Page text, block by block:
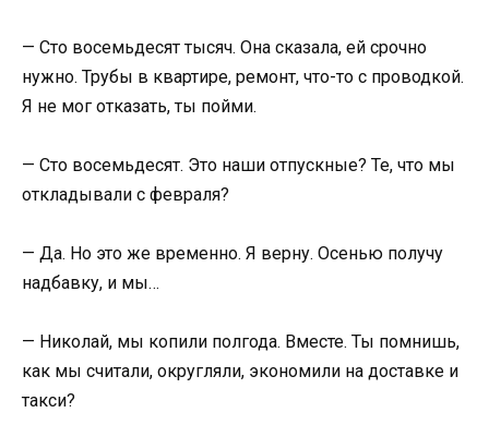
— Сто восемьдесят тысяч. Она сказала, ей срочно
нужно. Трубы в квартире, ремонт, что-то с проводкой.
Я не мог отказать, ты пойми.
— Сто восемьдесят. Это наши отпускные? Те, что мы
откладывали с февраля?
— Да. Но это же временно. Я верну. Осенью получу
надбавку, и мы…
— Николай, мы копили полгода. Вместе. Ты помнишь,
как мы считали, округляли, экономили на доставке и
такси?